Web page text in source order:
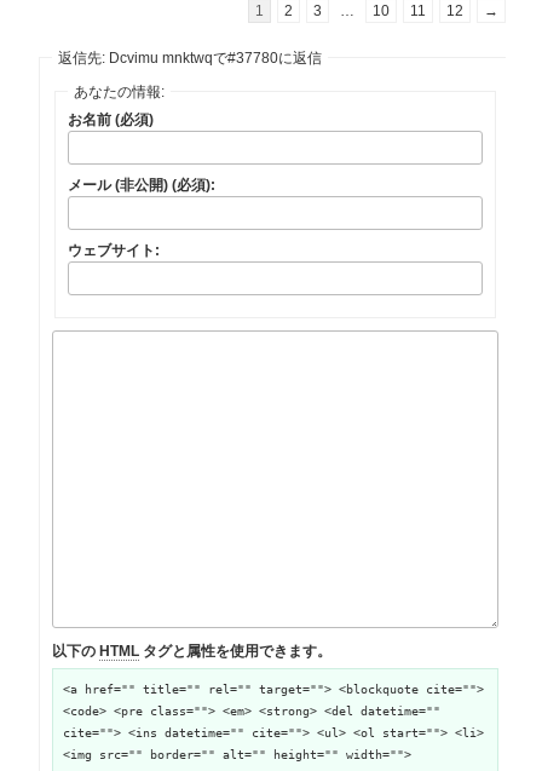
1
2 3 10 11 12 →
返信先: Dcvimu mnktwqで#37780に返信
あなたの情報:
お名前 (必須)
メール (非公開) (必須):
ウェブサイト:
以下の HTML タグと属性を使用できます。
<a href="" title="" rel="" target=""> <blockquote cite="">
<code> <pre class=""> <em> <strong> <del datetime=""
cite=""> <ins datetime="" cite=""> <ul> <ol start=""> <li>
<img src="" border="" alt="" height="" width="">